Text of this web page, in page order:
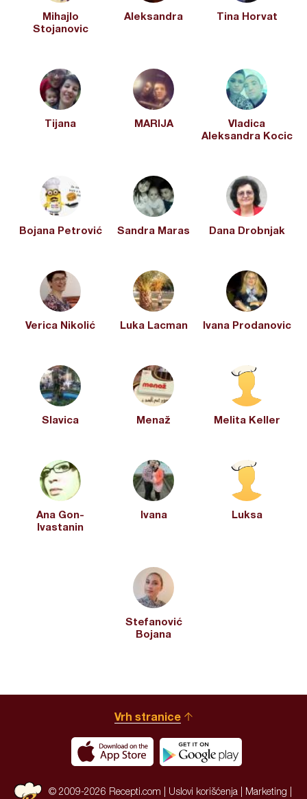
Mihajlo
Stojanovic
Aleksandra Tina Horvat
Tijana MARIJA
Vladica
Aleksandra Kocic
Bojana Petrović Sandra Maras Dana Drobnjak
Verica Nikolić Luka Lacman Ivana Prodanovic
Slavica Menaž Melita Keller
Ana Gon-
Ivastanin
Ivana Luksa
Stefanović
Bojana
Vrh stranice
© 2009-2026 Recepti.com | Uslovi korišćenja Marketing